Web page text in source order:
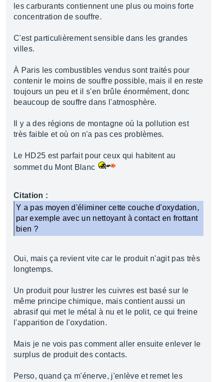
les carburants contiennent une plus ou moins forte
concentration de souffre.
C'est particulièrement sensible dans les grandes
villes.
À Paris les combustibles vendus sont traités pour
contenir le moins de souffre possible, mais il en reste
toujours un peu et il s'en brûle énormément, donc
beaucoup de souffre dans l'atmosphère.
Il y a des régions de montagne où la pollution est
très faible et où on n'a pas ces problèmes.
Le HD25 est parfait pour ceux qui habitent au
sommet du Mont Blanc
Citation :
Y a pas moyen d'éliminer cette couche d'oxydation,
par exemple avec un nettoyant à contact en frottant
bien ?
Oui, mais ça revient vite car le produit n'agit pas très
longtemps.
Un produit pour lustrer les cuivres est basé sur le
même principe chimique, mais contient aussi un
abrasif qui met le métal à nu et le polit, ce qui freine
l'apparition de l'oxydation.
Mais je ne vois pas comment aller ensuite enlever le
surplus de produit des contacts.
Perso, quand ça m'énerve, j'enlève et remet les